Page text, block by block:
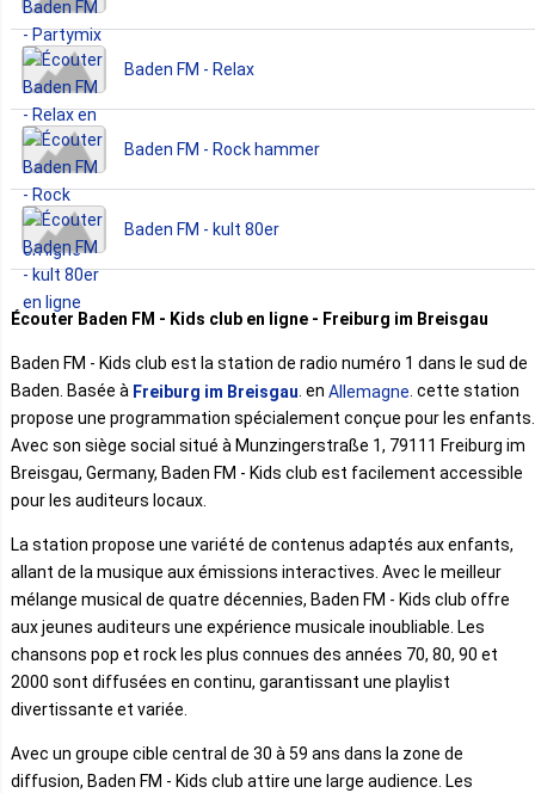
Baden FM - Relax
Baden FM - Rock hammer
Baden FM - kult 80er
Écouter Baden FM - Kids club en ligne - Freiburg im Breisgau
Baden FM - Kids club est la station de radio numéro 1 dans le sud de
Baden. Basée à Freiburg im Breisgau . en Allemagne . cette station
propose une programmation spécialement conçue pour les enfants.
Avec son siège social situé à Munzingerstraße 1, 79111 Freiburg im
Breisgau, Germany, Baden FM - Kids club est facilement accessible
pour les auditeurs locaux.
La station propose une variété de contenus adaptés aux enfants,
allant de la musique aux émissions interactives. Avec le meilleur
mélange musical de quatre décennies, Baden FM - Kids club offre
aux jeunes auditeurs une expérience musicale inoubliable. Les
chansons pop et rock les plus connues des années 70, 80, 90 et
2000 sont diffusées en continu, garantissant une playlist
divertissante et variée.
Avec un groupe cible central de 30 à 59 ans dans la zone de
diffusion, Baden FM - Kids club attire une large audience. Les